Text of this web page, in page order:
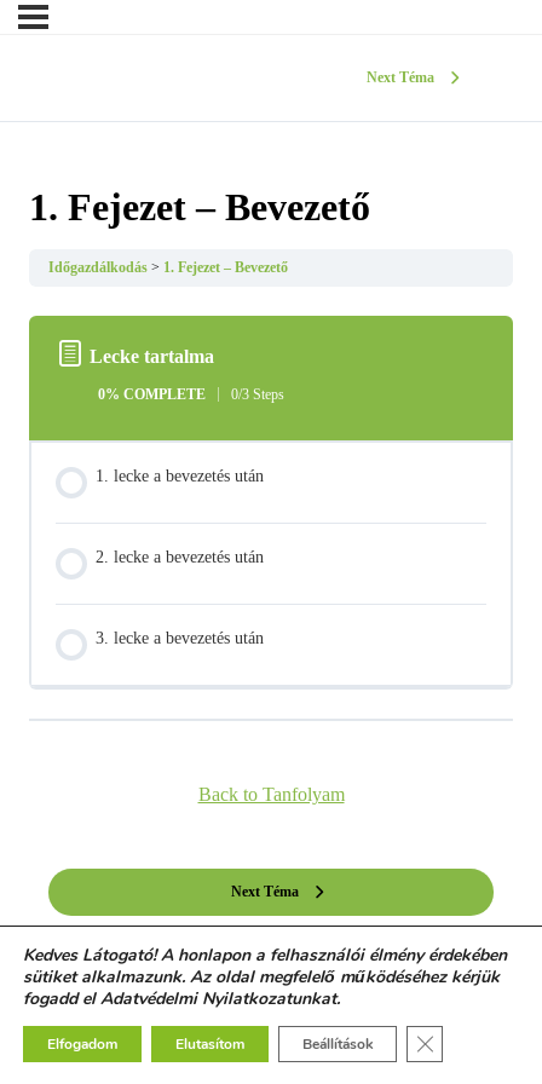
Next Téma
1. Fejezet – Bevezető
Időgazdálkodás 1. Fejezet – Bevezető
Lecke tartalma
0% COMPLETE 0/3 Steps
1. lecke a bevezetés után
2. lecke a bevezetés után
3. lecke a bevezetés után
Back to Tanfolyam
Next Téma
Kedves Látogató! A honlapon a felhasználói élmény érdekében
sütiket alkalmazunk. Az oldal megfelelő működéséhez kérjük
fogadd el Adatvédelmi Nyilatkozatunkat.
Elfogadom Elutasítom Beállítások Close GDPR